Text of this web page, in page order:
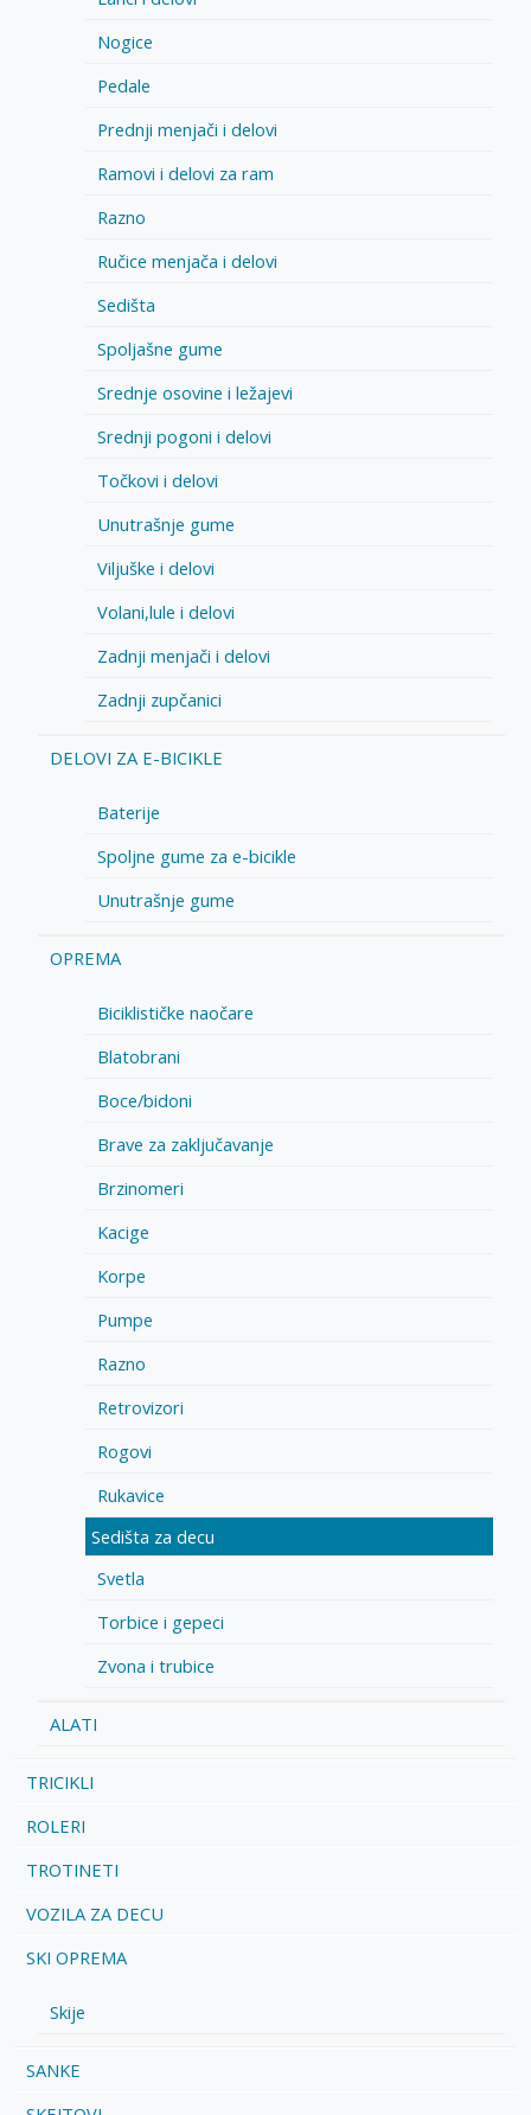
Nogice
Pedale
Prednji menjači i delovi
Ramovi i delovi za ram
Razno
Ručice menjača i delovi
Sedišta
Spoljašne gume
Srednje osovine i ležajevi
Srednji pogoni i delovi
Točkovi i delovi
Unutrašnje gume
Viljuške i delovi
Volani,lule i delovi
Zadnji menjači i delovi
Zadnji zupčanici
DELOVI ZA E-BICIKLE
Baterije
Spoljne gume za e-bicikle
Unutrašnje gume
OPREMA
Biciklističke naočare
Blatobrani
Boce/bidoni
Brave za zaključavanje
Brzinomeri
Kacige
Korpe
Pumpe
Razno
Retrovizori
Rogovi
Rukavice
Sedišta za decu
Svetla
Torbice i gepeci
Zvona i trubice
ALATI
TRICIKLI
ROLERI
TROTINETI
VOZILA ZA DECU
SKI OPREMA
Skije
SANKE